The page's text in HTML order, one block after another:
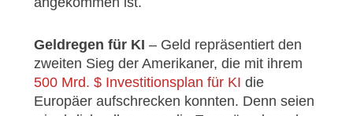
Geldregen für KI – Geld repräsentiert den
zweiten Sieg der Amerikaner, die mit ihrem
500 Mrd. $ Investitionsplan für KI die
Europäer aufschrecken konnten. Denn seien